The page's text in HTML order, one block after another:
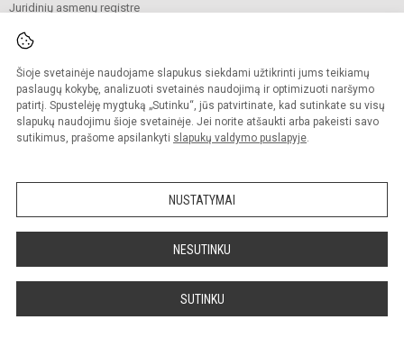
Šioje svetainėje naudojame slapukus siekdami užtikrinti jums teikiamų
paslaugų kokybę, analizuoti svetainės naudojimą ir optimizuoti naršymo
patirtį. Spustelėję mygtuką „Sutinku“, jūs patvirtinate, kad sutinkate su visų
slapukų naudojimu šioje svetainėje. Jei norite atšaukti arba pakeisti savo
sutikimus, prašome apsilankyti slapukų valdymo puslapyje.
NUSTATYMAI
NESUTINKU
SUTINKU
Juridinių asmenų registre
© 2024. Naujosios Akmenės Ramučių gimnazija. Visos teisės saugomos.
Kopijuoti turinį be raštiško įstaigos administracijos sutikimo griežtai draudžiama.
Prieinamumo paraiška Slapukų valdymas